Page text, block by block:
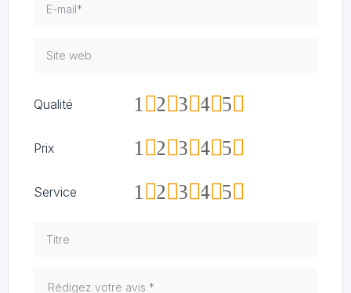
Qualité 5
4
3
2
1
Prix 5
4
3
2
1
Service 5
4
3
2
1